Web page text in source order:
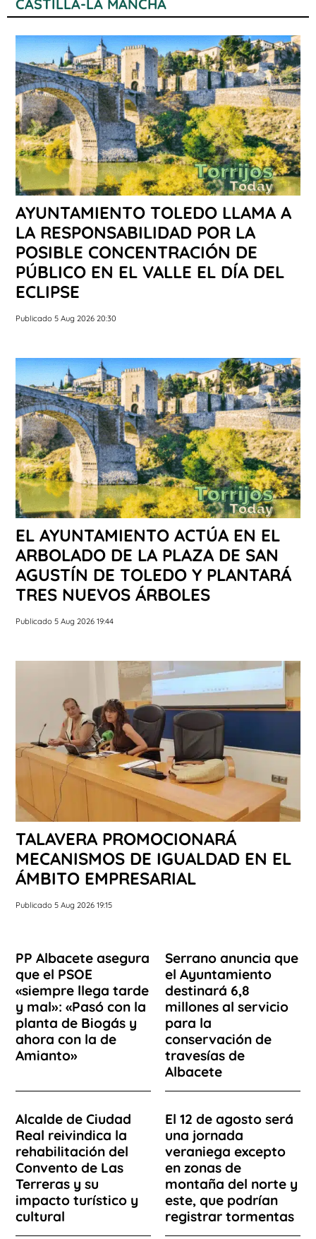
CASTILLA-LA MANCHA
AYUNTAMIENTO TOLEDO LLAMA A
LA RESPONSABILIDAD POR LA
POSIBLE CONCENTRACIÓN DE
PÚBLICO EN EL VALLE EL DÍA DEL
ECLIPSE
Publicado 5 Aug 2026 20:30
EL AYUNTAMIENTO ACTÚA EN EL
ARBOLADO DE LA PLAZA DE SAN
AGUSTÍN DE TOLEDO Y PLANTARÁ
TRES NUEVOS ÁRBOLES
Publicado 5 Aug 2026 19:44
TALAVERA PROMOCIONARÁ
MECANISMOS DE IGUALDAD EN EL
ÁMBITO EMPRESARIAL
Publicado 5 Aug 2026 19:15
PP Albacete asegura
que el PSOE
«siempre llega tarde
y mal»: «Pasó con la
planta de Biogás y
ahora con la de
Amianto»
Serrano anuncia que
el Ayuntamiento
destinará 6,8
millones al servicio
para la
conservación de
travesías de
Albacete
Alcalde de Ciudad
Real reivindica la
rehabilitación del
Convento de Las
Terreras y su
impacto turístico y
cultural
El 12 de agosto será
una jornada
veraniega excepto
en zonas de
montaña del norte y
este, que podrían
registrar tormentas